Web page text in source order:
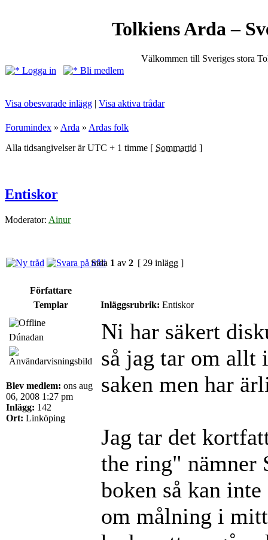
Tolkiens Arda –
Välkommen till Sveriges stora
Logga in
Bli medlem
Visa obesvarade inlägg | Visa aktiva trådar
Forumindex » Arda » Ardas folk
Alla tidsangivelser är UTC + 1 timme [ Sommartid ]
Entiskor
Moderator: Ainur
Sida 1 av 2 [ 29 inlägg ]
Författare
Templar
Inläggsrubrik: Entiskor
Dúnadan
Blev medlem: ons aug
06, 2008 1:27 pm
Inlägg: 142
Ort: Linköping
Ni har säkert
så jag tar om allt
saken men har
Jag tar det
the ring" nämner
boken så kan
om målning i